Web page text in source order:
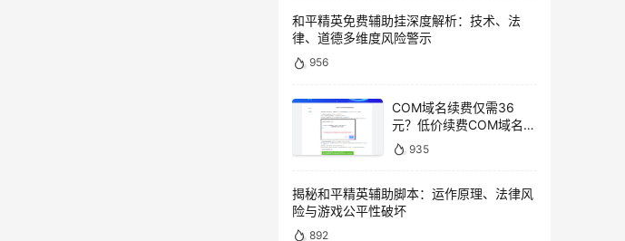
和平精英免费辅助挂深度解析：技术、法
律、道德多维度风险警示
956
COM域名续费仅需36
元？低价续费COM域名教
程 935
揭秘和平精英辅助脚本：运作原理、法律风
险与游戏公平性破坏
892